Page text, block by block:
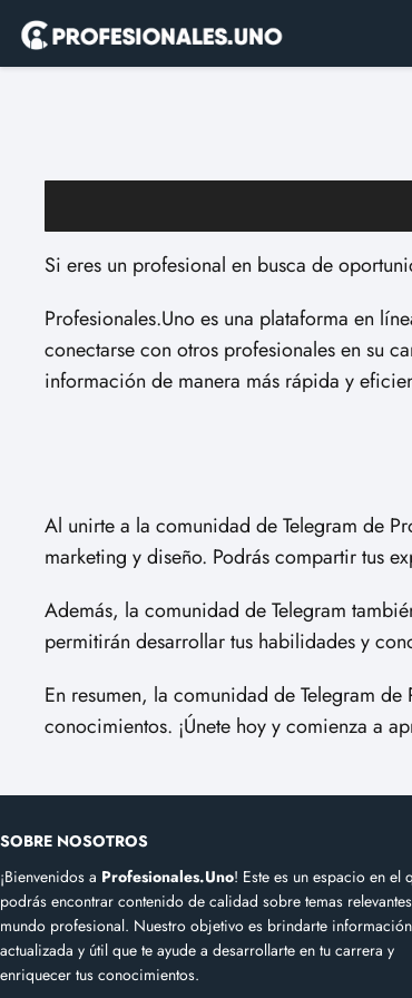
Si eres un profesional en busca de
Profesionales.Uno es una plataforma en
conectarse con otros profesionales en su
información de manera más rápida y
Al unirte a la comunidad de Telegram de
marketing y diseño. Podrás compartir tus
Además, la comunidad de Telegram
permitirán desarrollar tus habilidades y
En resumen, la comunidad de Telegram
conocimientos. ¡Únete hoy y comienza a
SOBRE NOSOTROS
¡Bienvenidos a Profesionales.Uno! Este es un espacio en el
podrás encontrar contenido de calidad sobre temas
mundo profesional. Nuestro objetivo es brindarte información
actualizada y útil que te ayude a desarrollarte en tu carrera y
enriquecer tus conocimientos.